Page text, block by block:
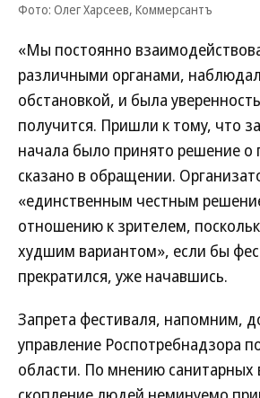
Фото: Олег Харсеев, Коммерсантъ
«Мы постоянно
различными органами,
обстановкой, и была
получится. Пришли к тому, что
начала было принято решение
сказано в обращении.
«единственным честным
отношению к зрителем,
худшим вариантом», если бы
прекратился, уже начавшись.
Запрета фестиваля, напомним,
управление Роспотребнадзора
области. По мнению санитарных